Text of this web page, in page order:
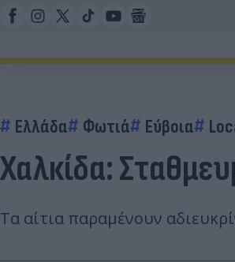
Ελλάδα Φωτιά Εύβοια
Χαλκίδα:
Τα αίτια παραμένουν